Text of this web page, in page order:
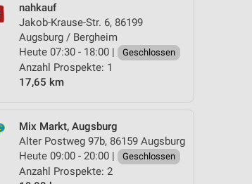
nahkauf
Jakob-Krause-Str. 6, 86199
Augsburg / Bergheim
Heute 07:30 - 18:00 |
Geschlossen
Anzahl Prospekte: 1
17,65 km
Mix Markt, Augsburg
Alter Postweg 97b, 86159 Augsburg
Heute 09:00 - 20:00 |
Geschlossen
Anzahl Prospekte: 2